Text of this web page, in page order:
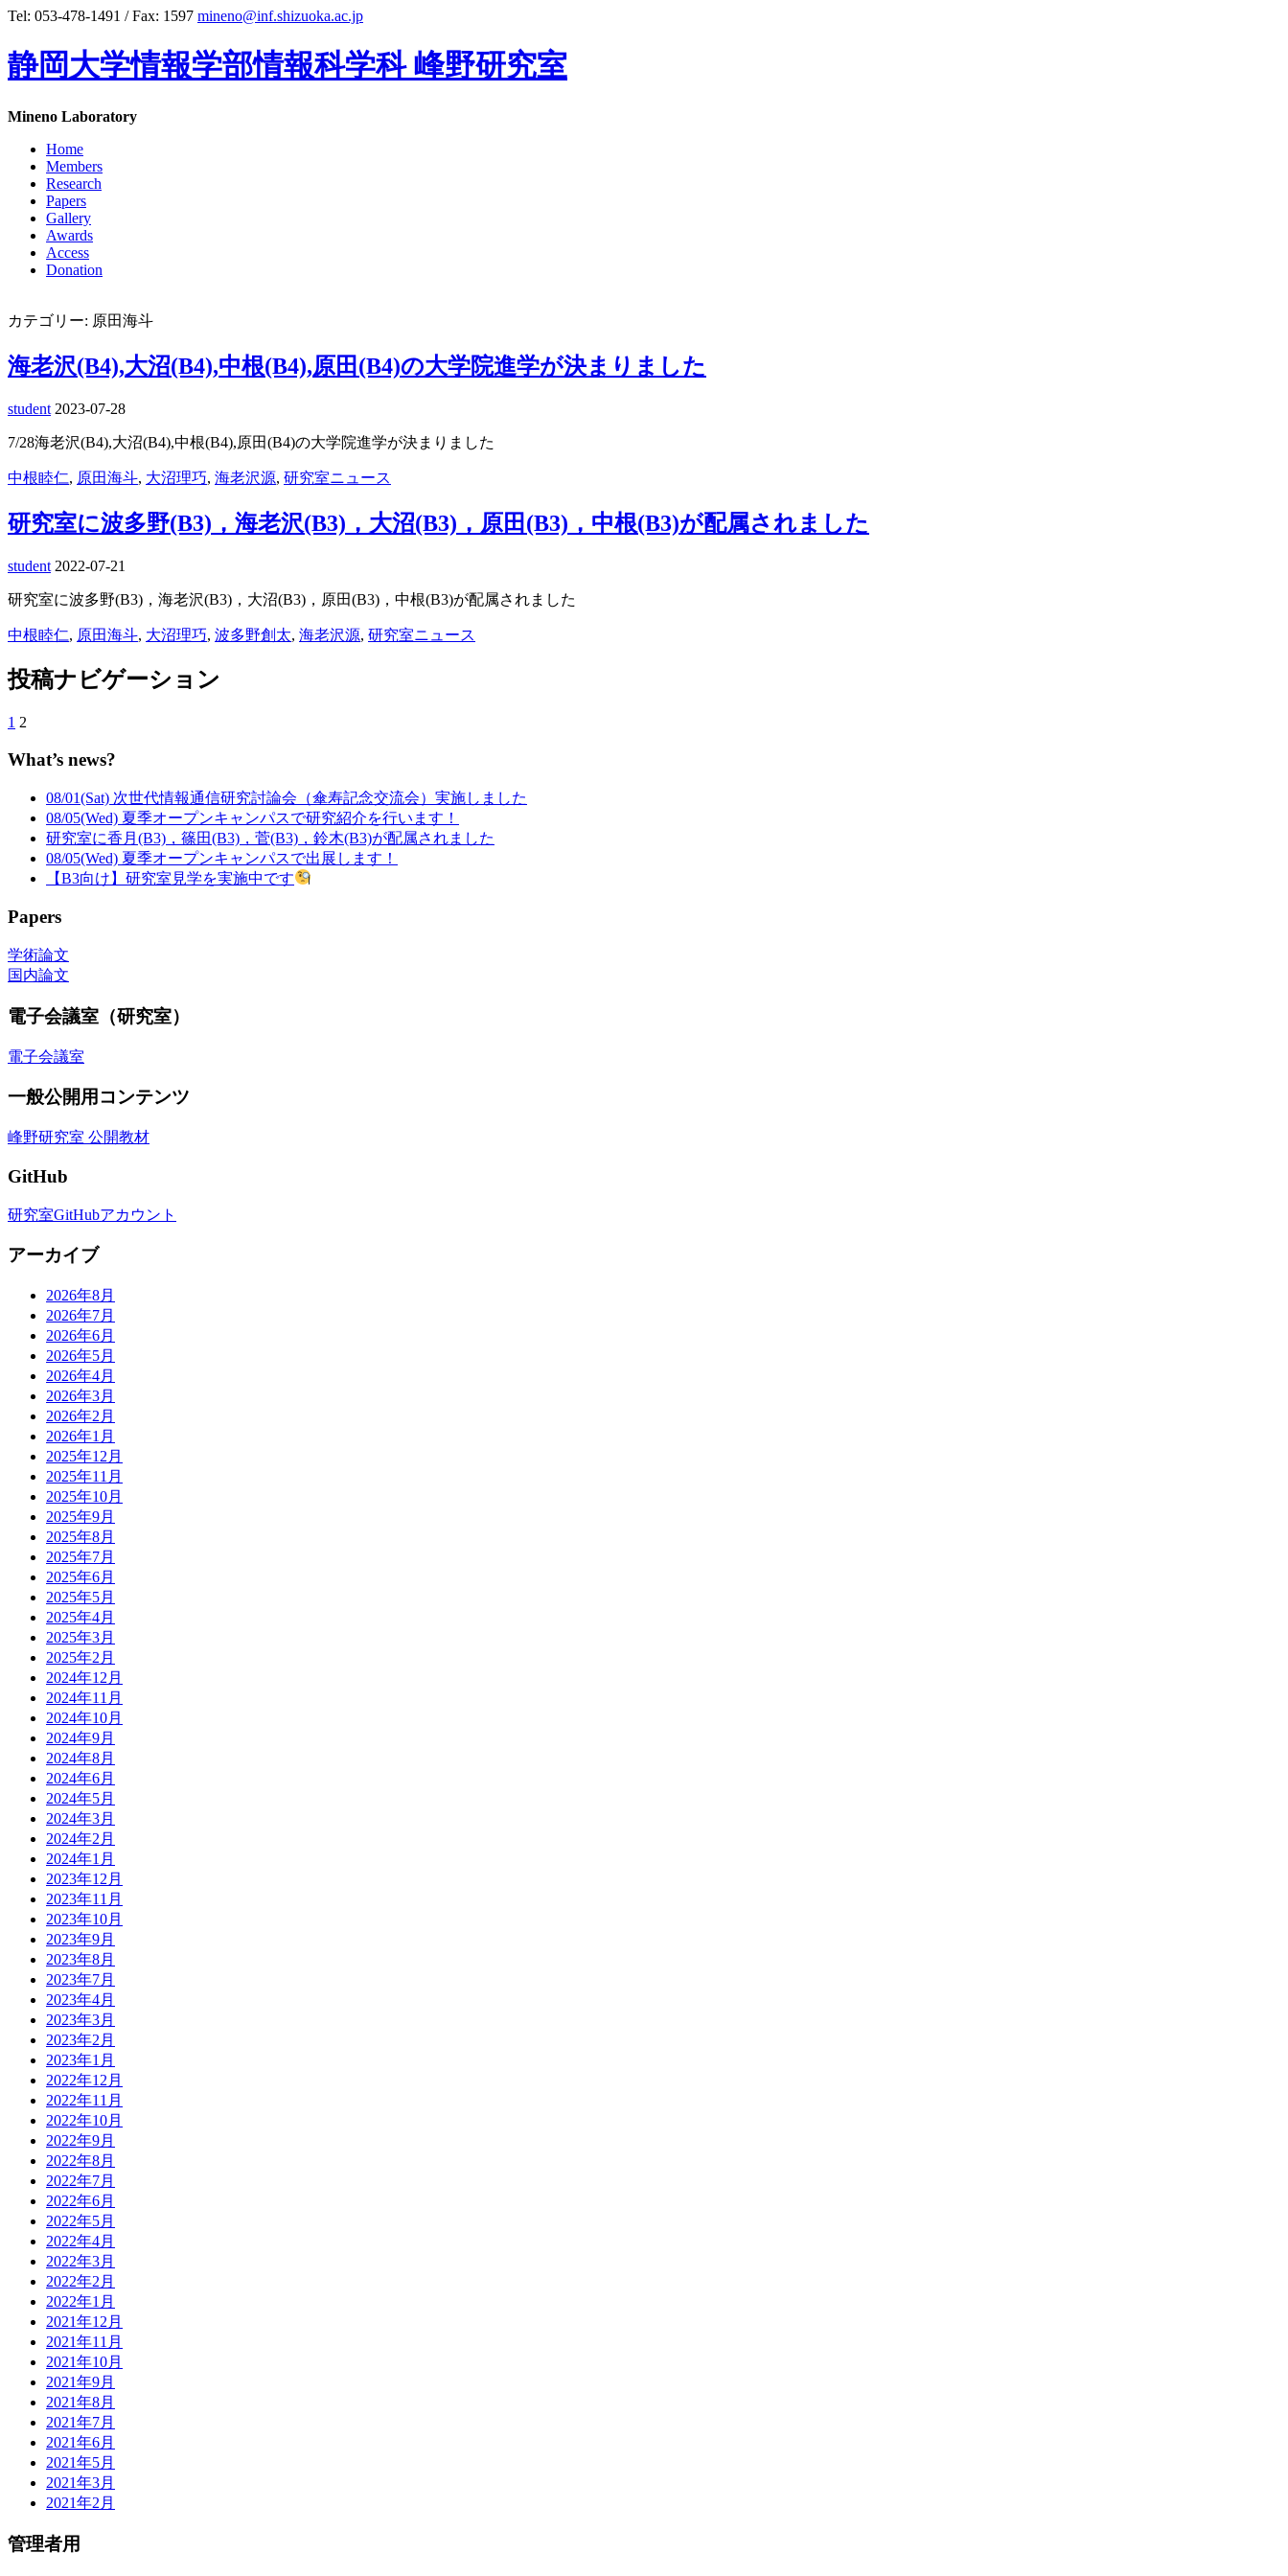
Tel: 053-478-1491 / Fax: 1597 mineno@inf.shizuoka.ac.jp
静岡大学情報学部情報科学科 峰野研究室
Mineno Laboratory
Home
Members
Research
Papers
Gallery
Awards
Access
Donation
カテゴリー: 原田海斗
海老沢(B4),大沼(B4),中根(B4),原田(B4)の大学院進学が決まりました
student 2023-07-28
7/28海老沢(B4),大沼(B4),中根(B4),原田(B4)の大学院進学が決まりました
中根睦仁, 原田海斗, 大沼理巧, 海老沢源, 研究室ニュース
研究室に波多野(B3)，海老沢(B3)，大沼(B3)，原田(B3)，中根(B3)が配属されました
student 2022-07-21
研究室に波多野(B3)，海老沢(B3)，大沼(B3)，原田(B3)，中根(B3)が配属されました
中根睦仁, 原田海斗, 大沼理巧, 波多野創太, 海老沢源, 研究室ニュース
投稿ナビゲーション
1 2
What’s news?
08/01(Sat) 次世代情報通信研究討論会（傘寿記念交流会）実施しました
08/05(Wed) 夏季オープンキャンパスで研究紹介を行います！
研究室に香月(B3)，篠田(B3)，菅(B3)，鈴木(B3)が配属されました
08/05(Wed) 夏季オープンキャンパスで出展します！
【B3向け】研究室見学を実施中です
Papers
学術論文
国内論文
電子会議室（研究室）
電子会議室
一般公開用コンテンツ
峰野研究室 公開教材
GitHub
研究室GitHubアカウント
アーカイブ
2026年8月
2026年7月
2026年6月
2026年5月
2026年4月
2026年3月
2026年2月
2026年1月
2025年12月
2025年11月
2025年10月
2025年9月
2025年8月
2025年7月
2025年6月
2025年5月
2025年4月
2025年3月
2025年2月
2024年12月
2024年11月
2024年10月
2024年9月
2024年8月
2024年6月
2024年5月
2024年3月
2024年2月
2024年1月
2023年12月
2023年11月
2023年10月
2023年9月
2023年8月
2023年7月
2023年4月
2023年3月
2023年2月
2023年1月
2022年12月
2022年11月
2022年10月
2022年9月
2022年8月
2022年7月
2022年6月
2022年5月
2022年4月
2022年3月
2022年2月
2022年1月
2021年12月
2021年11月
2021年10月
2021年9月
2021年8月
2021年7月
2021年6月
2021年5月
2021年3月
2021年2月
管理者用